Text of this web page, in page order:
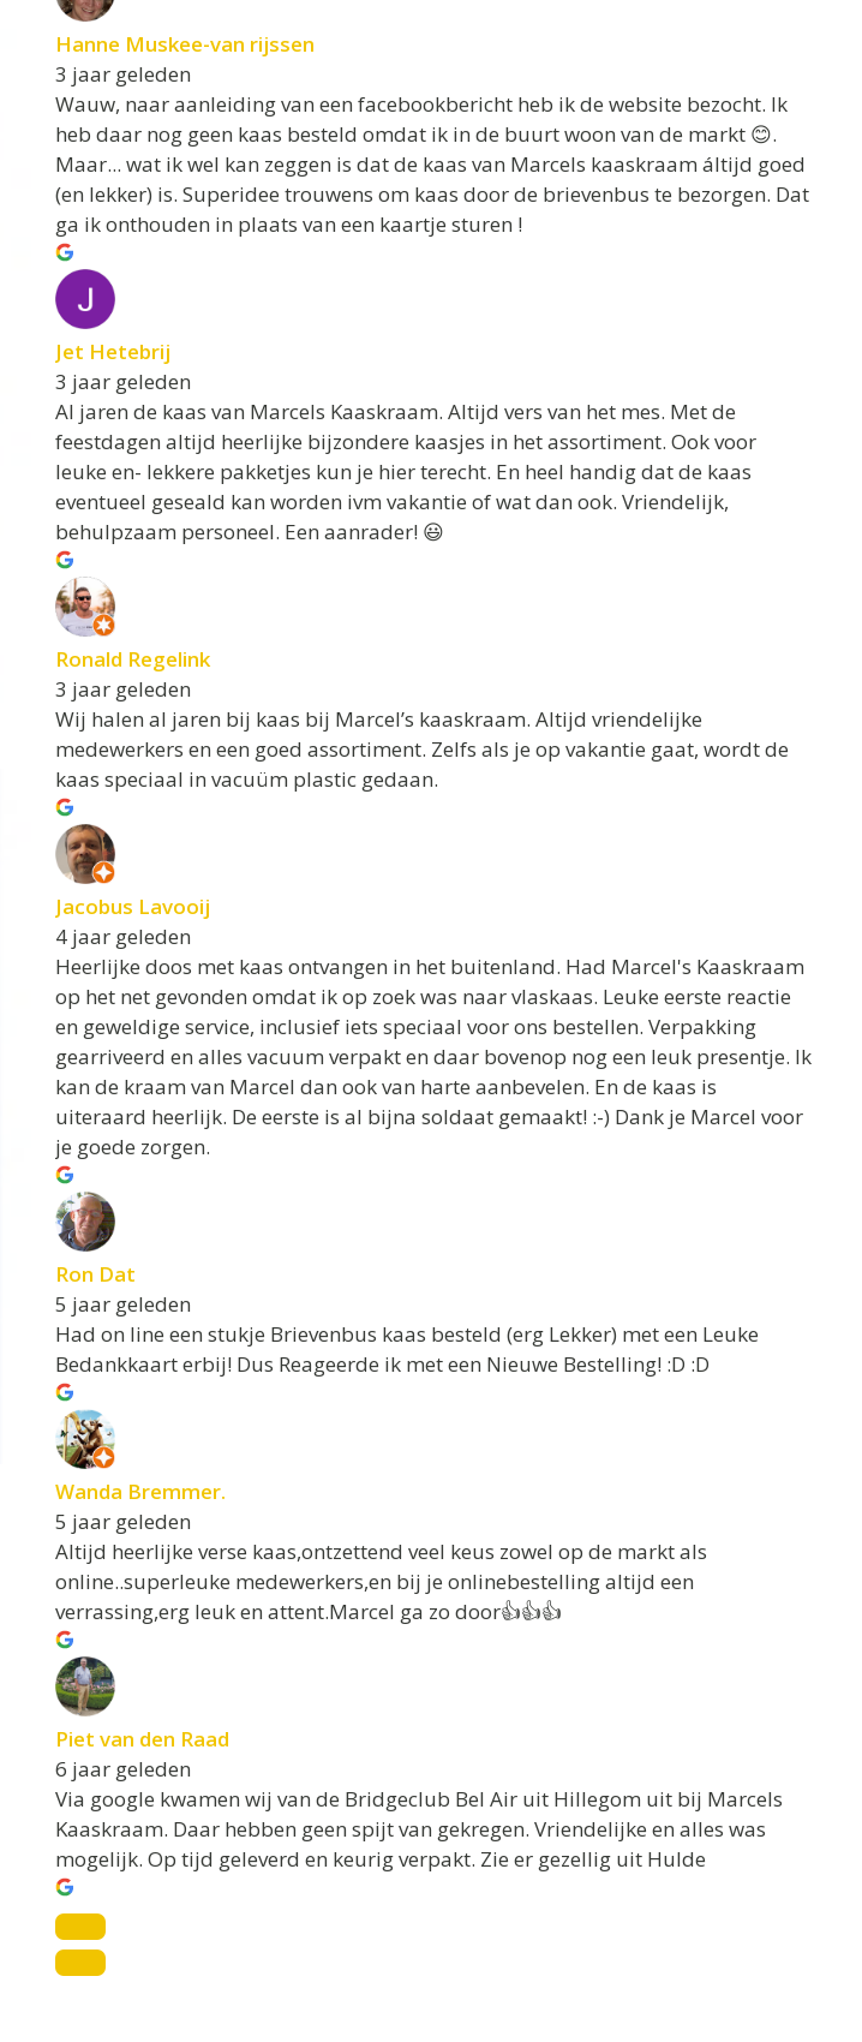
Hanne Muskee-van rijssen
3 jaar geleden
Wauw, naar aanleiding van een facebookbericht heb ik de website bezocht. Ik
heb daar nog geen kaas besteld omdat ik in de buurt woon van de markt 😊.
Maar... wat ik wel kan zeggen is dat de kaas van Marcels kaaskraam áltijd goed
(en lekker) is. Superidee trouwens om kaas door de brievenbus te bezorgen. Dat
ga ik onthouden in plaats van een kaartje sturen !
Jet Hetebrij
3 jaar geleden
Al jaren de kaas van Marcels Kaaskraam. Altijd vers van het mes. Met de
feestdagen altijd heerlijke bijzondere kaasjes in het assortiment. Ook voor
leuke en- lekkere pakketjes kun je hier terecht. En heel handig dat de kaas
eventueel geseald kan worden ivm vakantie of wat dan ook. Vriendelijk,
behulpzaam personeel. Een aanrader! 😃
Ronald Regelink
3 jaar geleden
Wij halen al jaren bij kaas bij Marcel’s kaaskraam. Altijd vriendelijke
medewerkers en een goed assortiment. Zelfs als je op vakantie gaat, wordt de
kaas speciaal in vacuüm plastic gedaan.
Jacobus Lavooij
4 jaar geleden
Heerlijke doos met kaas ontvangen in het buitenland. Had Marcel's Kaaskraam
op het net gevonden omdat ik op zoek was naar vlaskaas. Leuke eerste reactie
en geweldige service, inclusief iets speciaal voor ons bestellen. Verpakking
gearriveerd en alles vacuum verpakt en daar bovenop nog een leuk presentje. Ik
kan de kraam van Marcel dan ook van harte aanbevelen. En de kaas is
uiteraard heerlijk. De eerste is al bijna soldaat gemaakt! :-) Dank je Marcel voor
je goede zorgen.
Ron Dat
5 jaar geleden
Had on line een stukje Brievenbus kaas besteld (erg Lekker) met een Leuke
Bedankkaart erbij! Dus Reageerde ik met een Nieuwe Bestelling! :D :D
Wanda Bremmer.
5 jaar geleden
Altijd heerlijke verse kaas,ontzettend veel keus zowel op de markt als
online..superleuke medewerkers,en bij je onlinebestelling altijd een
verrassing,erg leuk en attent.Marcel ga zo door👍👍👍
Piet van den Raad
6 jaar geleden
Via google kwamen wij van de Bridgeclub Bel Air uit Hillegom uit bij Marcels
Kaaskraam. Daar hebben geen spijt van gekregen. Vriendelijke en alles was
mogelijk. Op tijd geleverd en keurig verpakt. Zie er gezellig uit Hulde